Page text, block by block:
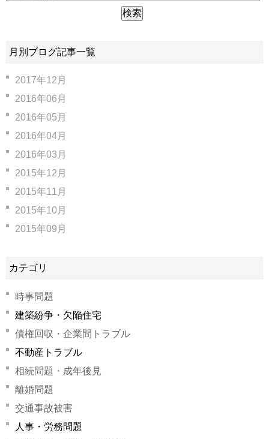
月別ブログ記事一覧
2017年12月
2016年06月
2016年05月
2016年04月
2016年03月
2015年12月
2015年11月
2015年10月
2015年09月
カテゴリ
時事問題
建築紛争・欠陥住宅
債権回収・企業間トラブル
不動産トラブル
相続問題・成年後見
離婚問題
交通事故被害
人事・労務問題